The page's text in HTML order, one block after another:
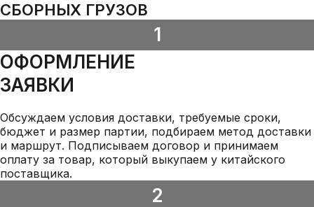
СБОРНЫХ ГРУЗОВ
1
ОФОРМЛЕНИЕ
ЗАЯВКИ
Обсуждаем условия доставки, требуемые сроки,
бюджет и размер партии, подбираем метод доставки
и маршрут. Подписываем договор и принимаем
оплату за товар, который выкупаем у китайского
поставщика.
2